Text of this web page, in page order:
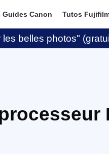
Guides Canon Tutos
belles photos"